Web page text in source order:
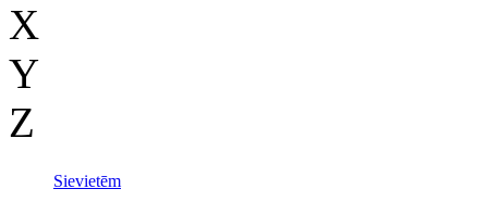
X
Y
Z
Sievietēm